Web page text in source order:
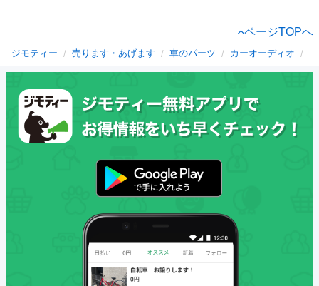
ページTOPへ
ジモティー 売ります・あげます 車のパーツ カーオーディオ